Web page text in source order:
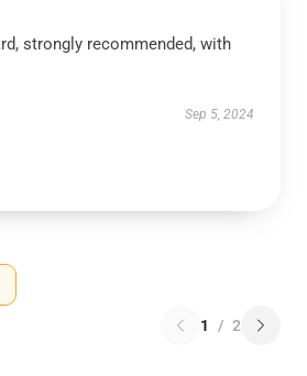
strongly recommended, with
Sep 5, 2024
1 / 2